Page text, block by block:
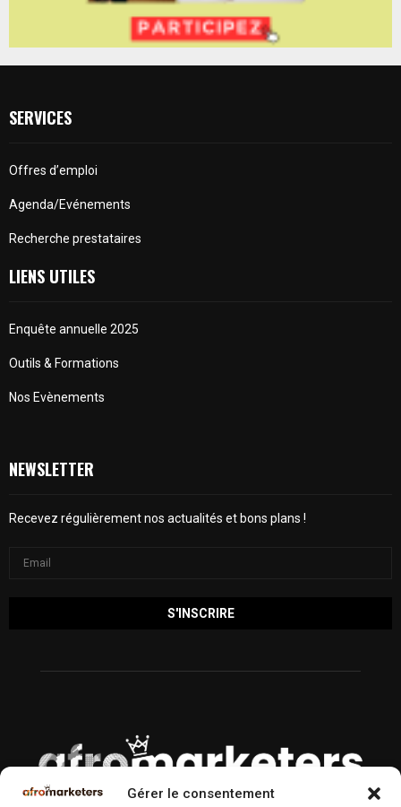
Gérer le consentement
SERVICES
Offres d’emploi
Agenda/Evénements
Recherche prestataires
LIENS UTILES
Enquête annuelle 2025
Outils & Formations
Nos Evènements
NEWSLETTER
Recevez régulièrement nos actualités et bons plans !